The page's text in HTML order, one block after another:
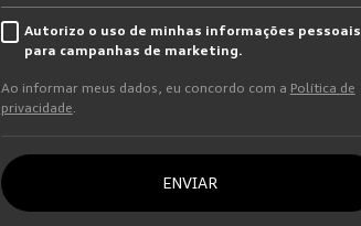
Autorizo o uso de minhas informações pessoais
para campanhas de marketing.
Ao informar meus dados, eu concordo com a Política de
privacidade.
ENVIAR